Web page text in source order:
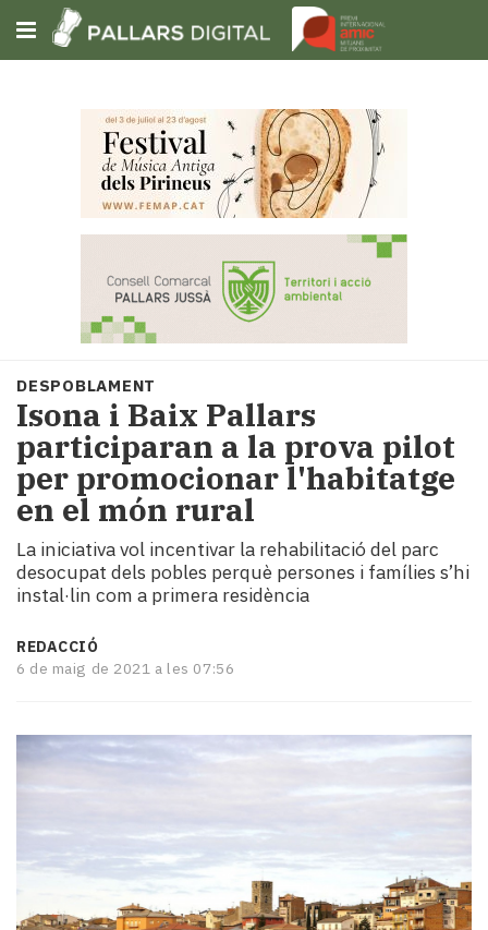
Subscriu-t'hi
Portada
Societat
Política
i
municipis
Economia
i
Cultura
Esports
Mai
TV
i
El
Reportatges
Enquestes
A
escena!
DESPOBLAMENT
Isona i Baix Pallars
participaran a la prova pilot
per promocionar l'habitatge
en el món rural
La iniciativa vol incentivar la rehabilitació del parc
desocupat dels pobles perquè persones i famílies s’hi
instal·lin com a primera residència
REDACCIÓ
6 de maig de 2021 a les 07:56